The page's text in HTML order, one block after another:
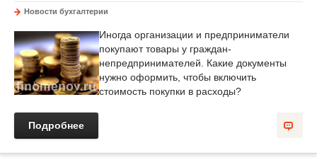
Новости бухгалтерии
Иногда организации и предприниматели
покупают товары у граждан-
непредпринимателей. Какие документы
нужно оформить, чтобы включить
стоимость покупки в расходы?
Подробнее